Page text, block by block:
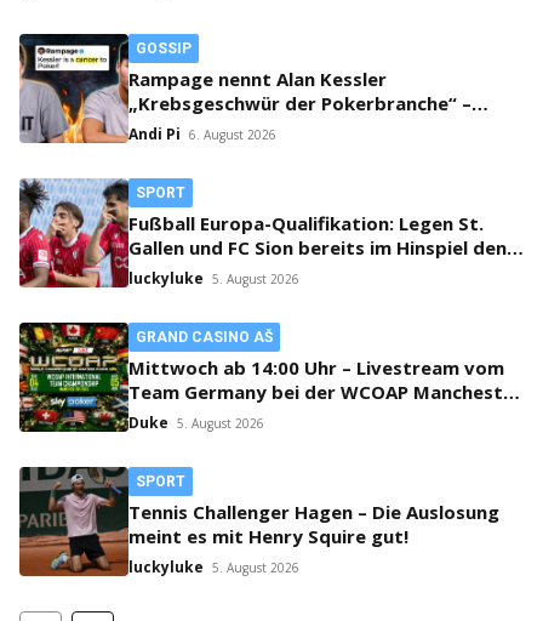
GOSSIP
Rampage nennt Alan Kessler
„Krebsgeschwür der Pokerbranche“ –
Streit auf X eskaliert!
Andi Pi 6. August 2026
SPORT
Fußball Europa-Qualifikation: Legen St.
Gallen und FC Sion bereits im Hinspiel den
Grundstein fürs Weiterkommen?
luckyluke 5. August 2026
GRAND CASINO AŠ
Mittwoch ab 14:00 Uhr – Livestream vom
Team Germany bei der WCOAP Manchester
2026!
Duke 5. August 2026
SPORT
Tennis Challenger Hagen – Die Auslosung
meint es mit Henry Squire gut!
luckyluke 5. August 2026